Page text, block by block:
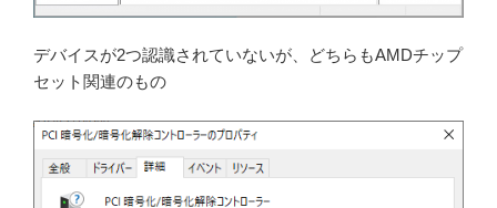
デバイスが2つ認識されていないが、どちらもAMDチップ
セット関連のもの